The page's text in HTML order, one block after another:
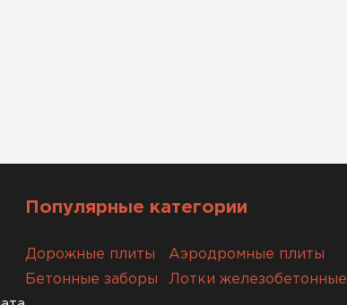
Популярные категории
Дорожные плиты Аэродромные плиты
Бетонные заборы
Лотки железобетонные